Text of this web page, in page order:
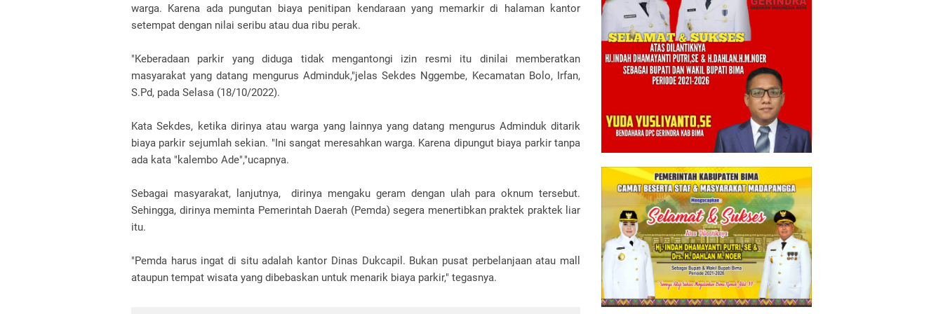
warga. Karena ada pungutan biaya penitipan kendaraan yang memarkir di halaman kantor
setempat dengan nilai seribu atau dua ribu perak.
"Keberadaan parkir yang diduga tidak mengantongi izin resmi itu dinilai memberatkan
masyarakat yang datang mengurus Adminduk,"jelas Sekdes Nggembe, Kecamatan Bolo, Irfan,
S.Pd, pada Selasa (18/10/2022).
Kata Sekdes, ketika dirinya atau warga yang lainnya yang datang mengurus Adminduk ditarik
biaya parkir sejumlah sekian. "Ini sangat meresahkan warga. Karena dipungut biaya parkir tanpa
ada kata "kalembo Ade","ucapnya.
Sebagai masyarakat, lanjutnya, dirinya mengaku geram dengan ulah para oknum tersebut.
Sehingga, dirinya meminta Pemerintah Daerah (Pemda) segera menertibkan praktek praktek liar
itu.
"Pemda harus ingat di situ adalah kantor Dinas Dukcapil. Bukan pusat perbelanjaan atau mall
ataupun tempat wisata yang dibebaskan untuk menarik biaya parkir," tegasnya.